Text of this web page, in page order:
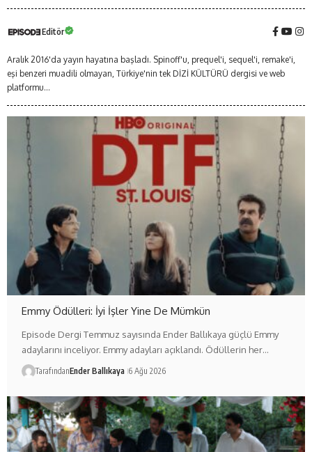
Editör
Aralık 2016'da yayın hayatına başladı. Spinoff'u, prequel'i, sequel'i, remake'i,
eşi benzeri muadili olmayan, Türkiye'nin tek DİZİ KÜLTÜRÜ dergisi ve web
platformu...
Emmy Ödülleri: İyi İşler Yine De Mümkün
Episode Dergi Temmuz sayısında Ender Ballıkaya güçlü Emmy
adaylarını inceliyor. Emmy adayları açıklandı. Ödüllerin her…
TarafındanEnder Ballıkaya 6 Ağu 2026